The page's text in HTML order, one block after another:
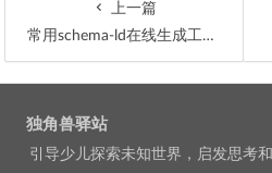
上一篇
常用schema-ld在线生成工具Online Schema Generator
文章导航
独角兽驿站
引导少儿探索未知世界，启发思考